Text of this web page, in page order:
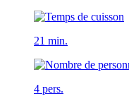
21 min.
4 pers.